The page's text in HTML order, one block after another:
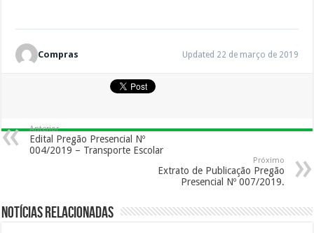
Compras Updated 22 de março de 2019
Anterior
Edital Pregão Presencial Nº
004/2019 – Transporte Escolar
Próximo
Extrato de Publicação Pregão
Presencial Nº 007/2019.
Notícias Relacionadas